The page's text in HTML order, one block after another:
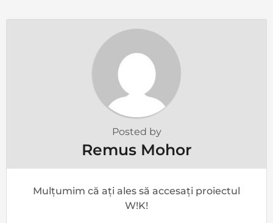
Posted by
Remus Mohor
Mulțumim că ați ales să accesați proiectul
W!K!